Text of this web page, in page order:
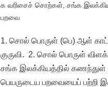
க வரிசைச் சொற்கள், சங்க
பறவை
1. சொல் பொருள் (பெ) ஆள்
குருவி. 2. சொல் பொருள்
சங்க இலக்கியத்தில்
பெயருடைய பறவையைப் பற்றி